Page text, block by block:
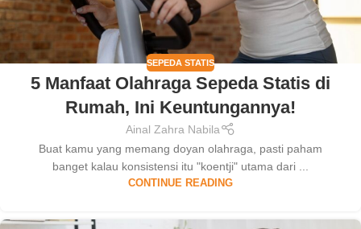
SEPEDA STATIS
5 Manfaat Olahraga Sepeda Statis di
Rumah, Ini Keuntungannya!
Ainal Zahra Nabila
Buat kamu yang memang doyan olahraga, pasti paham
banget kalau konsistensi itu "koentji" utama dari ...
CONTINUE READING